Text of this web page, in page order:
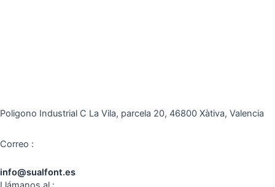
Poligono Industrial C La Vila, parcela 20, 46800 Xàtiva, Valencia
Correo :
info@sualfont.es